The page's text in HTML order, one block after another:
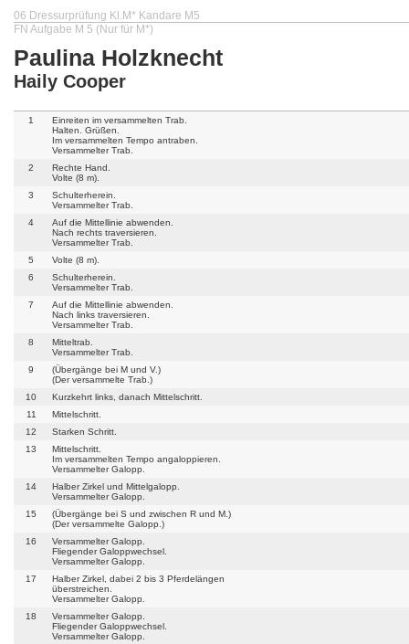
06 Dressurprüfung Kl.M* Kandare M5
FN Aufgabe M 5 (Nur für M*)
Paulina Holzknecht
Haily Cooper
1
Einreiten im versammelten Trab.
Halten. Grüßen.
Im versammelten Tempo antraben.
Versammelter Trab.
2
Rechte Hand.
Volte (8 m).
3
Schulterherein.
Versammelter Trab.
4
Auf die Mittellinie abwenden.
Nach rechts traversieren.
Versammelter Trab.
5
Volte (8 m).
6
Schulterherein.
Versammelter Trab.
7
Auf die Mittellinie abwenden.
Nach links traversieren.
Versammelter Trab.
8
Mitteltrab.
Versammelter Trab.
9
(Übergänge bei M und V.)
(Der versammelte Trab.)
10
Kurzkehrt links, danach Mittelschritt.
11
Mittelschritt.
12
Starken Schritt.
13
Mittelschritt.
Im versammelten Tempo angaloppieren.
Versammelter Galopp.
14
Halber Zirkel und Mittelgalopp.
Versammelter Galopp.
15
(Übergänge bei S und zwischen R und M.)
(Der versammelte Galopp.)
16
Versammelter Galopp.
Fliegender Galoppwechsel.
Versammelter Galopp.
17
Halber Zirkel, dabei 2 bis 3 Pferdelängen
überstreichen.
Versammelter Galopp.
18
Versammelter Galopp.
Fliegender Galoppwechsel.
Versammelter Galopp.